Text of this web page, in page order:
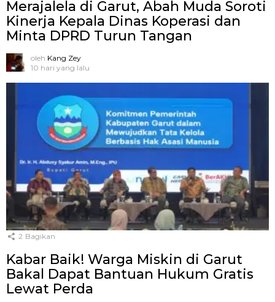
Merajalela di Garut, Abah Muda Soroti
Kinerja Kepala Dinas Koperasi dan
Minta DPRD Turun Tangan
oleh Kang Zey
10 hari yang lalu
2 Bagikan
Kabar Baik! Warga Miskin di Garut
Bakal Dapat Bantuan Hukum Gratis
Lewat Perda